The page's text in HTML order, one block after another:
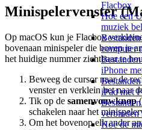
Flacbox
Hoe een
muziek
computer
iPhone
iPad met
verbinden
Hoe de
Minispelervenster
Op macOS kun je Flacbox
bovenaan minispeler die boven je
het huidige nummer zichtbaar te
Beweeg de cursor naar de
venster en verklein het naar
Tik op de samenvouwknop
schakelen naar het
Om het bovenop elk ander